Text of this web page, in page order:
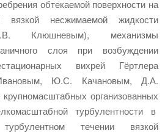
обтекаемой поверхности на
вязкой несжимаемой жидкости
Клюшневым), механизмы
слоя при возбуждении
вихрей Гёртлера
Ю.С. Качановым, Д.А.
организованных
турбулентности в
турбулентном течении вязкой